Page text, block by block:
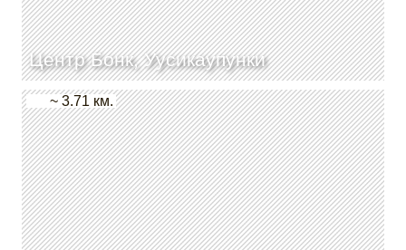
Центр Бонк, Уусикаупунки
~ 3.71 км.